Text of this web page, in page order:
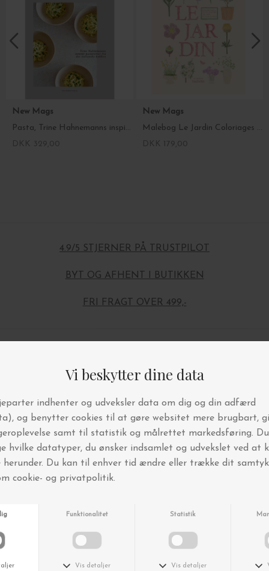
New Mags
Pasta, Trine Hahnemanns inspirerende kogebog
New Mags
Malebog Le Jardin Coloriages et de stickers, Zoé de Las Cases
4.9/5 STJERNER PÅ TRUSTPILOT
BYT OG AFHENT I BUTIKKEN
FRI FRAGT OVER 499,-
Andre købte også